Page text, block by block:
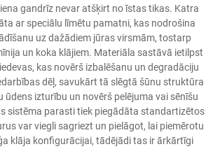
gandrīz nevar atšķirt no īstas tikas. Katra
ar speciālu līmētu pamatni, kas nodrošina
uz dažādiem jūras virsmām, tostarp
un koka klājiem. Materiāla sastāvā ietilpst
kas novērš izbalēšanu un degradāciju
dēļ, savukārt tā slēgtā šūnu struktūra
ūdens izturību un novērš pelējuma vai sēnīšu
sistēma parasti tiek piegādāta standartizētos
var viegli sagriezt un pielāgot, lai piemērotu
klāja konfigurācijai, tādējādi tas ir ārkārtīgi